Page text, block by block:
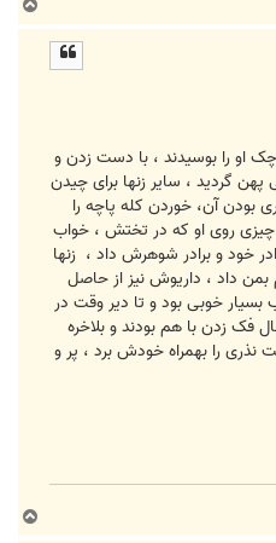
ا
او را بوسیدند ، با دست زدن و
گردید ، سایر زنها برای چیدن
آن، خوردن کله پاچه را
روی او که در تختش ، خواب
خود و برادر شوهرش داد ، زنها
بمن داد ، داریوش نیز از حاصل
خوبی بود و تا دیر وقت در
فک زدن با هم بودند و بلاخره
را بهمراه خودش برد ، پر و